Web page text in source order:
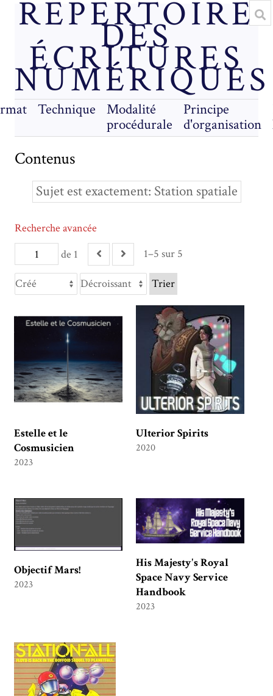
RÉPERTOIRE
DES
ÉCRITURES
NUMÉRIQUES
Technique
Modalité
procédurale
Principe
d'organisation
Contenus
Sujet est exactement Station spatiale
de 1 1–5 sur 5
Recherche avancée
Trier
Estelle et le
Cosmusicien
2023
Ulterior Spirits
2020
Objectif Mars!
2023
His Majesty's Royal
Space Navy Service
Handbook
2023